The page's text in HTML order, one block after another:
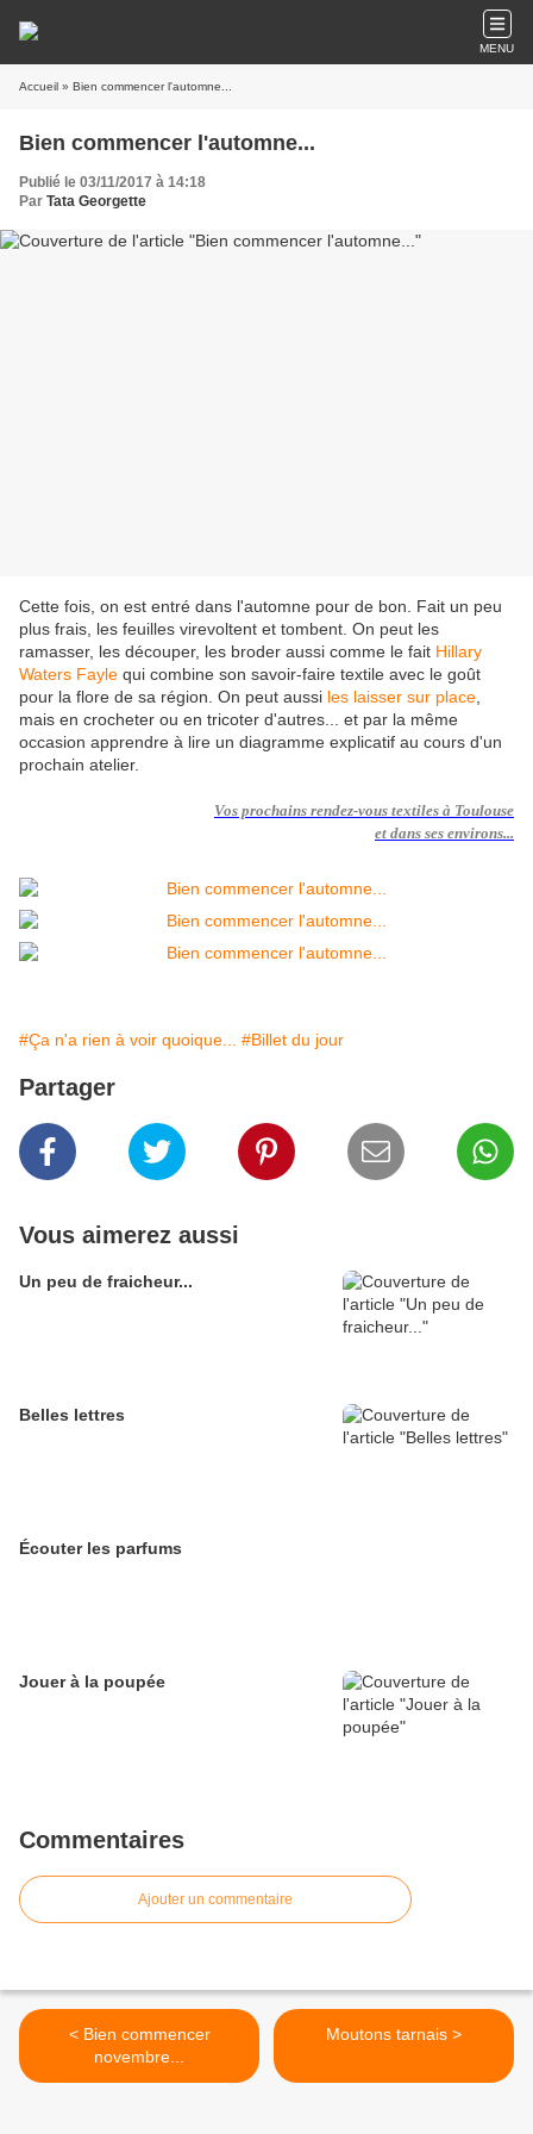
MENU
Accueil » Bien commencer l'automne...
Bien commencer l'automne...
Publié le 03/11/2017 à 14:18
Par Tata Georgette
Cette fois, on est entré dans l'automne pour de bon. Fait un peu
plus frais, les feuilles virevoltent et tombent. On peut les
ramasser, les découper, les broder aussi comme le fait Hillary
Waters Fayle qui combine son savoir-faire textile avec le goût
pour la flore de sa région. On peut aussi les laisser sur place
mais en crocheter ou en tricoter d'autres... et par la même
occasion apprendre à lire un diagramme explicatif au cours d'un
prochain atelier.
Vos prochains rendez-vous textiles à Toulouse
et dans ses environs...
#Ça n'a rien à voir quoique... #Billet du jour
Partager
Vous aimerez aussi
Un peu de fraicheur...
Belles lettres
Écouter les parfums
Jouer à la poupée
Commentaires
Ajouter un commentaire
< Bien commencer
novembre...
Moutons tarnais >